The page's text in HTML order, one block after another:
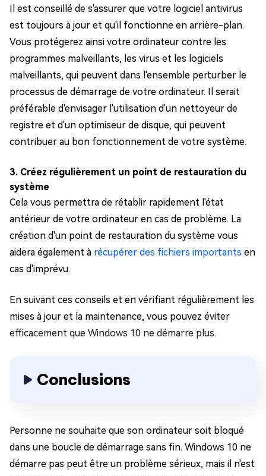
Il est conseillé de s'assurer que votre logiciel antivirus
est toujours à jour et qu'il fonctionne en arrière-plan.
Vous protégerez ainsi votre ordinateur contre les
programmes malveillants, les virus et les logiciels
malveillants, qui peuvent dans l'ensemble perturber le
processus de démarrage de votre ordinateur. Il serait
préférable d'envisager l'utilisation d'un nettoyeur de
registre et d'un optimiseur de disque, qui peuvent
contribuer au bon fonctionnement de votre système.
3. Créez régulièrement un point de restauration du
système
Cela vous permettra de rétablir rapidement l'état
antérieur de votre ordinateur en cas de problème. La
création d'un point de restauration du système vous
aidera également à récupérer des fichiers importants en
cas d'imprévu.
En suivant ces conseils et en vérifiant régulièrement les
mises à jour et la maintenance, vous pouvez éviter
efficacement que Windows 10 ne démarre plus.
Conclusions
Personne ne souhaite que son ordinateur soit bloqué
dans une boucle de démarrage sans fin. Windows 10 ne
démarre pas peut être un problème sérieux, mais il n'est